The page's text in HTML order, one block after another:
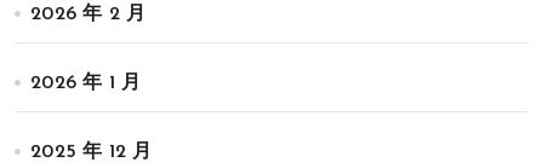
2026 年 2 月
2026 年 1 月
2025 年 12 月